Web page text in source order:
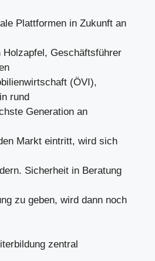
Plattformen in Zukunft an
Holzapfel, Geschäftsführer
(ÖVI),
rund
Generation an
Markt eintritt, wird sich
Sicherheit in Beratung
zu geben, wird dann noch
zentral